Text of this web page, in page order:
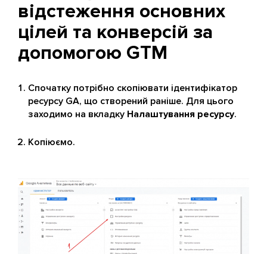
відстеження основних
цілей та конверсій за
допомогою GTM
Спочатку потрібно скопіювати ідентифікатор
ресурсу GA, що створений раніше. Для цього
заходимо на вкладку Налаштування ресурсу.
Копіюємо.